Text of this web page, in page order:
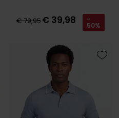
€ 79,95€ 39,98 -
50%
aan favorieten